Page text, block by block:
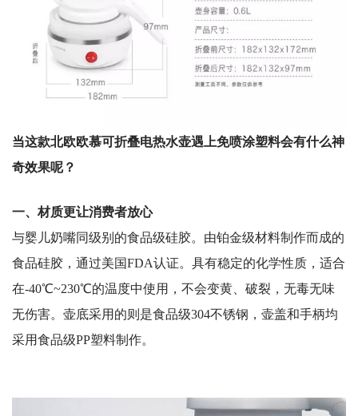
当这款北欧欧慕可折叠电热水壶遇上免喷涂塑料会有什么神
奇效果呢？
一、材质更让消费者放心
与婴儿奶嘴同级别的食品级硅胶。由铂金级材料制作而成的
食品硅胶，通过美国FDA认证。具有稳定的化学性质，适合
在-40℃~230℃的温度中使用，不会变黄、破裂，无毒无味
无伤害。壶底采用的则是食品级304不锈钢，壶盖和手柄均
采用食品级PP塑料制作。